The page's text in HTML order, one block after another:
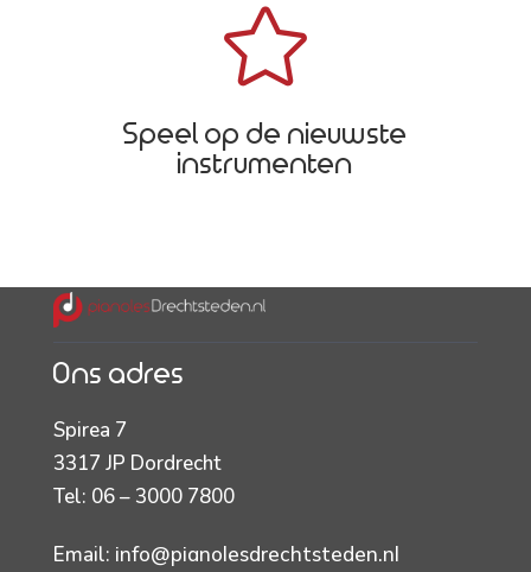

Speel op de nieuwste
instrumenten
Ons adres
Spirea 7
3317 JP Dordrecht
Tel: 06 – 3000 7800
Email: info@pianolesdrechtsteden.nl